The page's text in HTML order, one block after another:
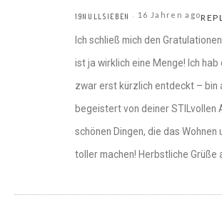
19NULLSIEBEN 16 Jahren ago
Ich schließ mich den
ist ja wirklich eine Menge! Ich hab
zwar erst kürzlich entdeckt – bin
begeistert von deiner STILvollen
schönen Dingen, die das Wohnen
toller machen! Herbstliche Grüße